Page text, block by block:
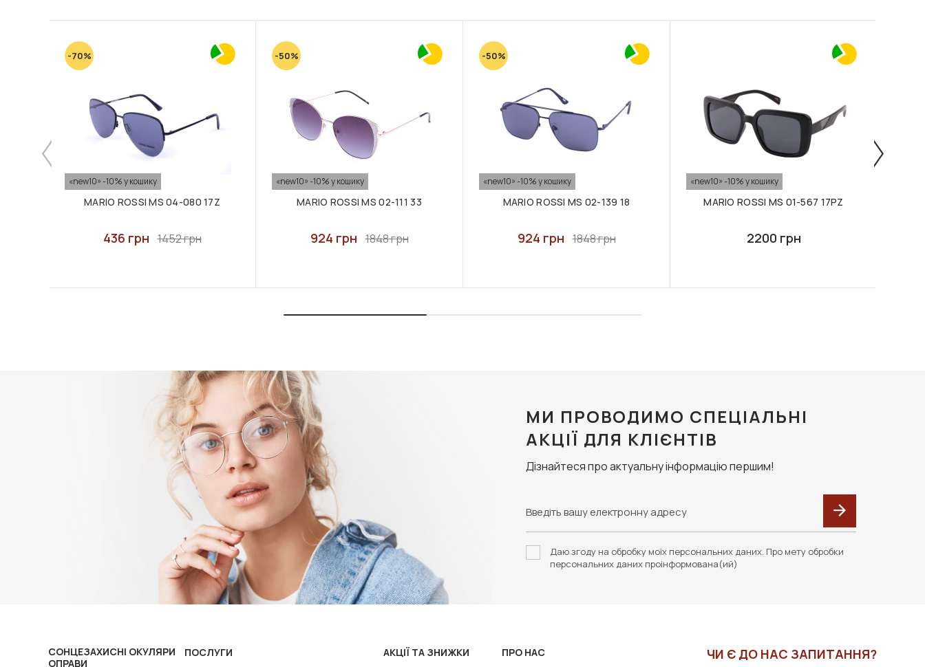
-70%
«new10» -10% у кошику
MARIO ROSSI MS 04-080 17Z
436 грн 1452 грн
-50%
«new10» -10% у кошику
MARIO ROSSI MS 02-111 33
924 грн 1848 грн
-50%
«new10» -10% у кошику
MARIO ROSSI MS 02-139 18
924 грн 1848 грн
«new10» -10% у кошику
MARIO ROSSI MS 01-567 17PZ
2200 грн
МИ ПРОВОДИМО СПЕЦІАЛЬНІ
АКЦІЇ ДЛЯ КЛІЄНТІВ
Дізнайтеся про актуальну інформацію першим!
Даю згоду на обробку моїх персональних даних. Про мету обробки
персональних даних проінформована(ий)
СОНЦЕЗАХИСНІ ОКУЛЯРИ
ОПРАВИ
ПОСЛУГИ АКЦІЇ ТА ЗНИЖКИ ПРО НАС ЧИ Є ДО НАС ЗАПИТАННЯ?